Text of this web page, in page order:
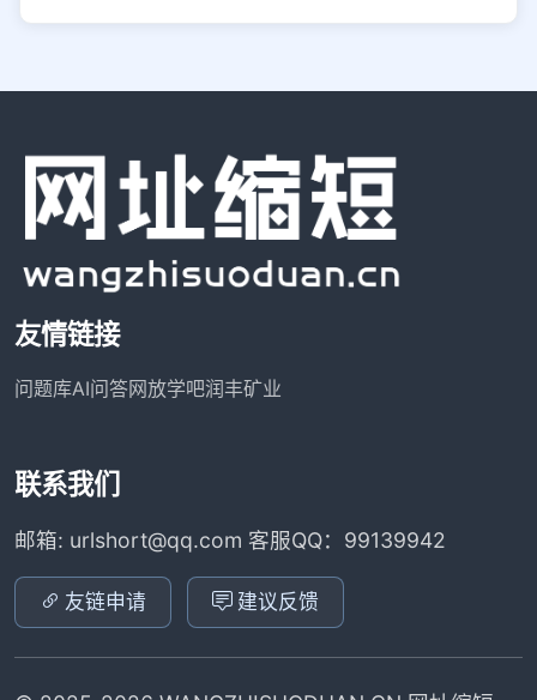
友情链接
问题库AI问答网放学吧润丰矿业
联系我们
邮箱: urlshort@qq.com 客服QQ：99139942
友链申请 建议反馈